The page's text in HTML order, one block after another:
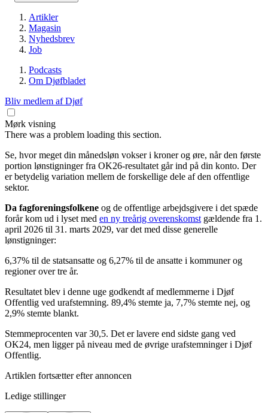
Artikler
Magasin
Nyhedsbrev
Job
Podcasts
Om Djøfbladet
Bliv medlem af Djøf
Mørk visning
There was a problem loading this section.
Se, hvor meget din månedsløn vokser i kroner og øre, når den første
portion lønstigninger fra OK26-resultatet går ind på din konto. Der
er betydelig variation mellem de forskellige dele af den offentlige
sektor.
Da fagforeningsfolkene og de offentlige arbejdsgivere i det spæde
forår kom ud i lyset med en ny treårig overenskomst gældende fra 1.
april 2026 til 31. marts 2029, var det med disse generelle
lønstigninger:
6,37% til de statsansatte og 6,27% til de ansatte i kommuner og
regioner over tre år.
Resultatet blev i denne uge godkendt af medlemmerne i Djøf
Offentlig ved urafstemning. 89,4% stemte ja, 7,7% stemte nej, og
2,9% stemte blankt.
Stemmeprocenten var 30,5. Det er lavere end sidste gang ved
OK24, men ligger på niveau med de øvrige urafstemninger i Djøf
Offentlig.
Artiklen fortsætter efter annoncen
Ledige stillinger